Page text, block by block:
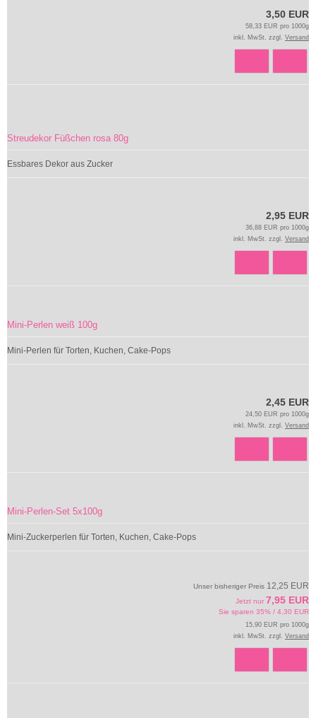
3,50 EUR
58,33 EUR pro 1000g
inkl. MwSt. zzgl. Versand
Streudekor Füßchen rosa 80g
Essbares Dekor aus Zucker
2,95 EUR
36,88 EUR pro 1000g
inkl. MwSt. zzgl. Versand
Mini-Perlen weiß 100g
Mini-Perlen für Torten, Kuchen, Cake-Pops
2,45 EUR
24,50 EUR pro 1000g
inkl. MwSt. zzgl. Versand
Mini-Perlen-Set 5x100g
Mini-Zuckerperlen für Torten, Kuchen, Cake-Pops
Unser bisheriger Preis 12,25 EUR
Jetzt nur 7,95 EUR
Sie sparen 35% / 4,30 EUR
15,90 EUR pro 1000g
inkl. MwSt. zzgl. Versand